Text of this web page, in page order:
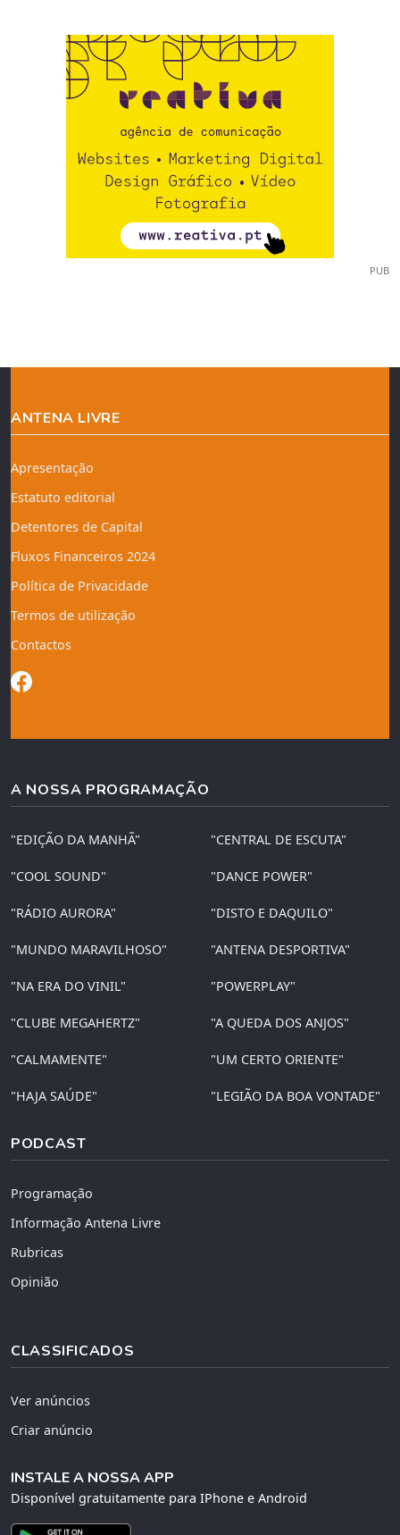
PUB
ANTENA LIVRE
Apresentação
Estatuto editorial
Detentores de Capital
Fluxos Financeiros 2024
Política de Privacidade
Termos de utilização
Contactos
A NOSSA PROGRAMAÇÃO
"EDIÇÃO DA MANHÃ" "CENTRAL DE ESCUTA"
"COOL SOUND" "DANCE POWER"
"RÁDIO AURORA" "DISTO E DAQUILO"
"MUNDO MARAVILHOSO" "ANTENA DESPORTIVA"
"NA ERA DO VINIL" "POWERPLAY"
"CLUBE MEGAHERTZ" "A QUEDA DOS ANJOS"
"CALMAMENTE" "UM CERTO ORIENTE"
"HAJA SAÚDE" "LEGIÃO DA BOA VONTADE"
PODCAST
Programação
Informação Antena Livre
Rubricas
Opinião
CLASSIFICADOS
Ver anúncios
Criar anúncio
INSTALE A NOSSA APP
Disponível gratuitamente para IPhone e Android